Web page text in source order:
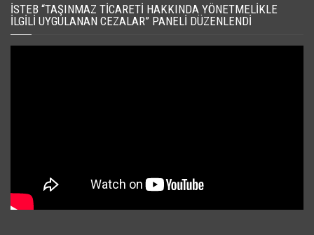
İSTEB “TAŞINMAZ TICARETI HAKKINDA YÖNETMELIKLE
İLGILI UYGULANAN CEZALAR” PANELI DÜZENLENDI